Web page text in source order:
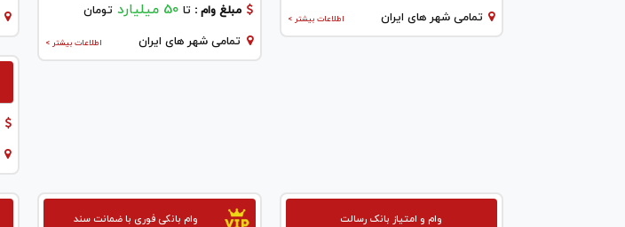
اطلاعات بیشتر > تمامی شهر های ایران مبلغ وام :تا 50 میلیارد تومان
اطلاعات بیشتر > تمامی شهر های ایران
وام و امتیاز بانک رسالت وام بانکی فوری با ضمانت سند